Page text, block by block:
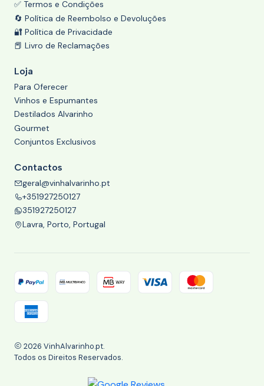
✅ Termos e Condições
🔄 Política de Reembolso e Devoluções
🔐 Política de Privacidade
📕 Livro de Reclamações
Loja
Para Oferecer
Vinhos e Espumantes
Destilados Alvarinho
Gourmet
Conjuntos Exclusivos
Contactos
geral@vinhalvarinho.pt
+351927250127
351927250127
Lavra, Porto, Portugal
2026 VinhAlvarinho.pt.
Todos os Direitos Reservados.